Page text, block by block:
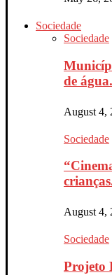
Sociedade
Sociedade
de
August 4,
Sociedade
August 4,
Sociedade
Projeto